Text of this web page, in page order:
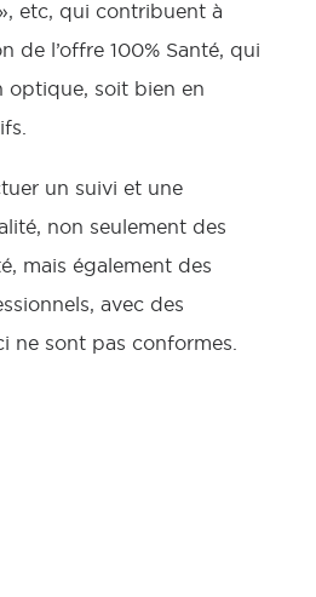
etc, qui contribuent à
de l’offre 100% Santé, qui
optique, soit bien en
un suivi et une
non seulement des
mais également des
avec des
ne sont pas conformes.